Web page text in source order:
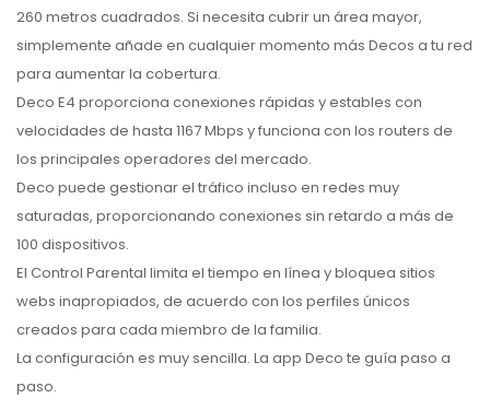
260 metros cuadrados. Si necesita cubrir un área mayor,
simplemente añade en cualquier momento más Decos a tu red
para aumentar la cobertura.
Deco E4 proporciona conexiones rápidas y estables con
velocidades de hasta 1167 Mbps y funciona con los routers de
los principales operadores del mercado.
Deco puede gestionar el tráfico incluso en redes muy
saturadas, proporcionando conexiones sin retardo a más de
100 dispositivos.
El Control Parental limita el tiempo en línea y bloquea sitios
webs inapropiados, de acuerdo con los perfiles únicos
creados para cada miembro de la familia.
La configuración es muy sencilla. La app Deco te guía paso a
paso.